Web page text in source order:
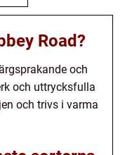
Road?
och
och uttrycksfulla
och trivs i varma